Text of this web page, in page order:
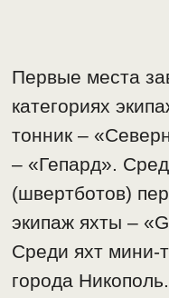
Первые места
категориях
тонник –
– «Гепард».
(швертботов)
экипаж яхты –
Среди яхт мини-
города